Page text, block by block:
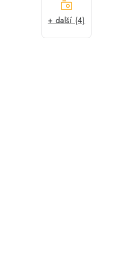
+ další (4)